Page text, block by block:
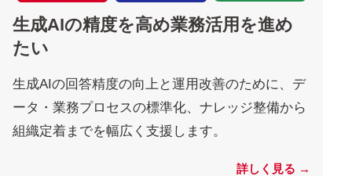
生成AIの精度を高め業務活用を進め
たい
生成AIの回答精度の向上と運用改善のために、デ
ータ・業務プロセスの標準化、ナレッジ整備から
組織定着までを幅広く支援します。
詳しく見る →